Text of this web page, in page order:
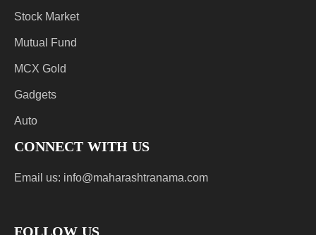
Stock Market
Mutual Fund
MCX Gold
Gadgets
Auto
CONNECT WITH US
Email us: info@maharashtranama.com